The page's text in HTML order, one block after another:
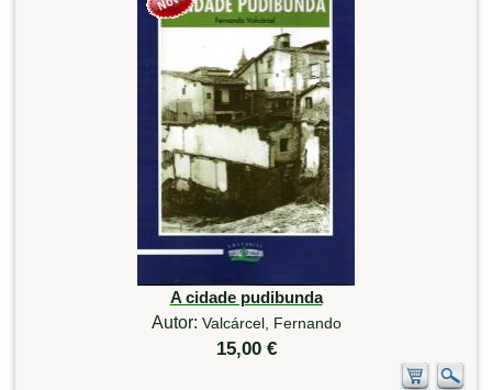
A cidade pudibunda
Autor: Valcárcel, Fernando
15,00 €